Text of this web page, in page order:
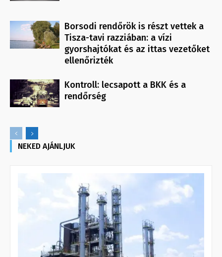
Borsodi rendőrök is részt vettek a
Tisza-tavi razziában: a vízi
gyorshajtókat és az ittas vezetőket
ellenőrizték
Kontroll: lecsapott a BKK és a
rendőrség
NEKED AJÁNLJUK